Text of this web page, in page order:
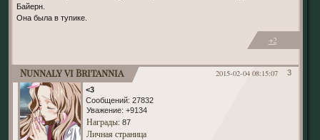
Байерн.
Она была в тупике.
+2
3
2015-02-04 08:15:07
Nunnaly vi Britannia
<3
Сообщений: 27832
Уважение: +9134
Награды: 87
Личная страница